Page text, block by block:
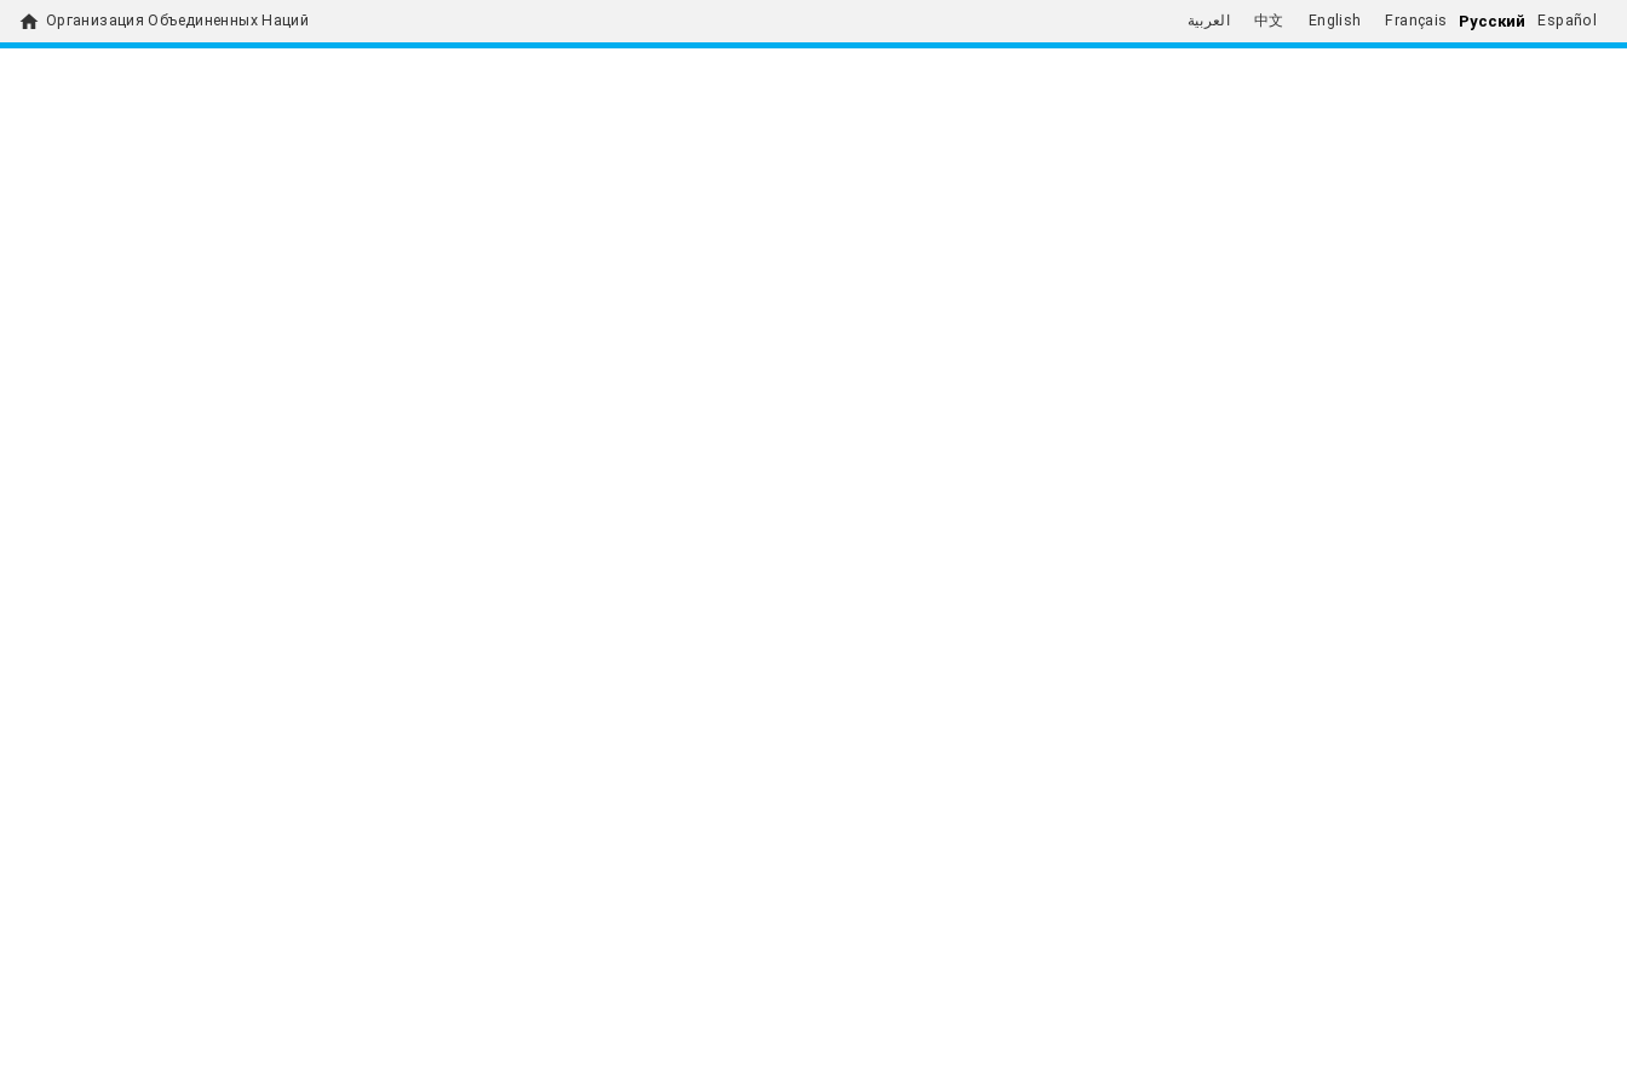
home Организация Объединенных Наций العربية 中文 English Français Русский Español